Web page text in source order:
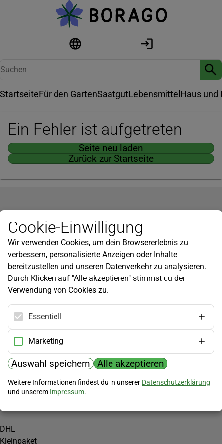
StartseiteFür den GartenSaatgutLebensmittel Haus und
Ein Fehler ist aufgetreten
Seite neu laden
Zurück zur Startseite
Newsletter
Infos zu neuen Produkten, Gartentipps und mehr findest du in
unserem Newsletter!
Jetzt anmelden
Hilfe
Kundenservice
Widerrufsbelehrung
Versandkosten
Zahlungsmöglichkeiten
PayPal
Vorkasse
Versand
DHL
Kleinpaket
Cookie-Einwilligung
Wir verwenden Cookies, um dein Browsererlebnis zu
verbessern, personalisierte Anzeigen oder Inhalte
bereitzustellen und unseren Datenverkehr zu analysieren.
Durch Klicken auf "Alle akzeptieren" stimmst du der
Verwendung von Cookies zu.
Essentiell
Marketing
Auswahl speichern Alle akzeptieren
Weitere Informationen findest du in unserer Datenschutzerklärung
und unserem Impressum.